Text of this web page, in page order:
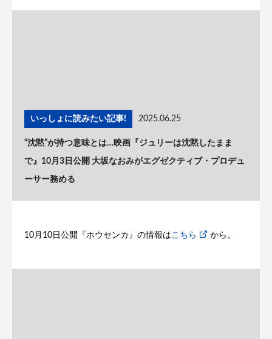
いっしょに読みたい記事! 2025.06.25
“沈黙”が持つ意味とは…映画『ジュリーは沈黙したまま
で』10月3日公開 大坂なおみがエグゼクティブ・プロデュ
ーサー務める
10月10日公開『ホウセンカ』の情報は こちら から。